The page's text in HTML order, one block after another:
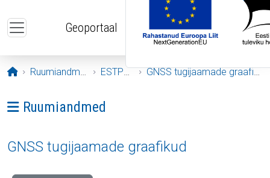
Geoportaal
Avaleht
Ruumiandmed ESTPOS GNSS tugijaamade graafikud
Ava menüü: Ruumiandmed
Ruumiandmed
GNSS tugijaamade graafikud